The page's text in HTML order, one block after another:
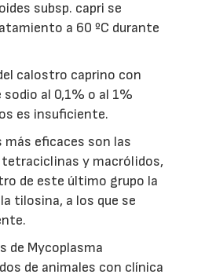
subsp. capri se
a 60 ºC durante
calostro caprino con
al 0,1% o al 1%
es insuficiente.
eficaces son las
y macrólidos,
de este último grupo la
tilosina, a los que se
de Mycoplasma
de animales con clínica